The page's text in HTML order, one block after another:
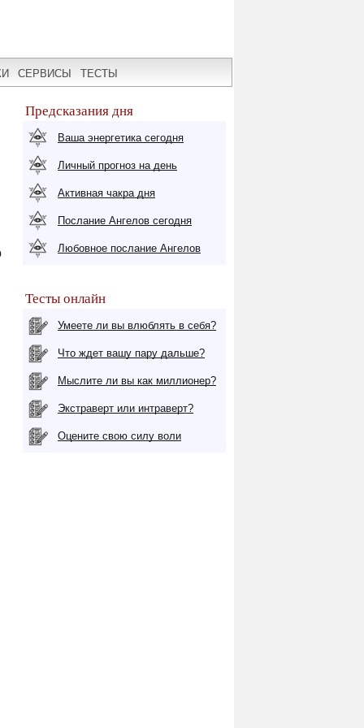
СЕРВИСЫ ТЕСТЫ
Предсказания дня
Ваша энергетика сегодня
Личный прогноз на день
Активная чакра дня
Послание Ангелов сегодня
Любовное послание Ангелов
Тесты онлайн
Умеете ли вы влюблять в себя?
Что ждет вашу пару дальше?
Мыслите ли вы как миллионер?
Экстраверт или интраверт?
Оцените свою силу воли